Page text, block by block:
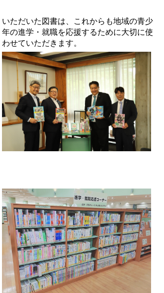
いただいた図書は、これからも地域の青少
年の進学・就職を応援するために大切に使
わせていただきます。